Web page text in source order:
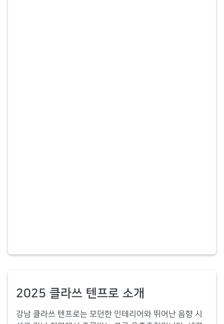
2025 클라쓰 텐프로 소개
강남 클라쓰 텐프로는 모던한 인테리어와 뛰어난 음향 시